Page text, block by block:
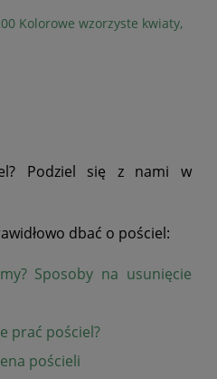
Kolorowe wzorzyste kwiaty,
Podziel się z nami w
dbać o pościel:
Sposoby na usunięcie
prać pościel?
pościeli